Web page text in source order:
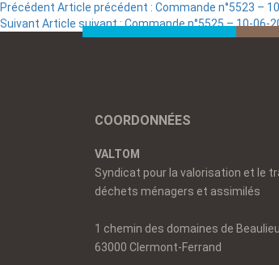
Précédent Article précédent : Commande n°5523 –
Suivant Article suivant :Commande n°5525 – 10-06-
COORDONNÉES
VALTOM
Syndicat pour la valorisation et le
déchets ménagers et assimilés
1 chemin des domaines de Beaulieu
63000 Clermont-Ferrand